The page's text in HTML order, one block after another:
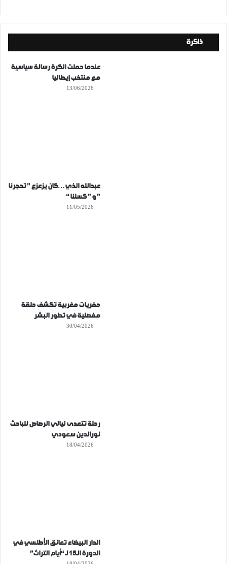
ذاكرة
عندما حملت الكرة رسالة سياسية
مع منتخب إيطاليا
13/06/2026
عبدالله الذي…كان يزعزع ” تحجرنا
” و ” كسلنا “
11/05/2026
حفريات مغربية تكشف حلقة
مفصلية في تطور البشر
30/04/2026
رحلة تتعدى ليالي الرصاص للباحث
نورالدين سعودي
18/04/2026
الدار البيضاء تعانق الأطلسي في
الدورة الـ15 لـ “أيام التراث”